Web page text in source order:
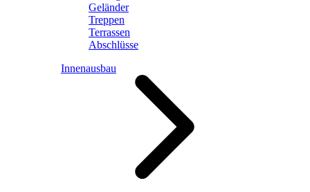
Geländer
Treppen
Terrassen
Abschlüsse
Innenausbau